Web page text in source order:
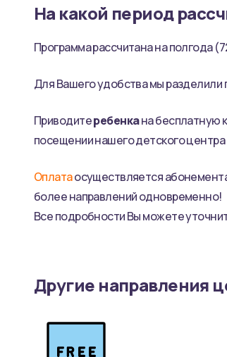
На какой период
Программа рассчитана на полгода
Для Вашего удобства мы разделили
Приводитеребенкана бесплатную
посещении нашего детского центра
Оплатаосуществляется
более направлений одновременно!
Все подробности Вы можете
Другие направления